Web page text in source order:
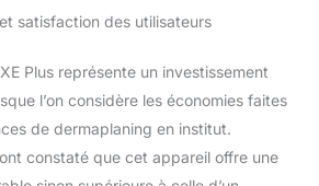
l'ensemble comprend un
avec 2 vitesses, une
base de charge, un câble
de charge USB, 4 lames
de dermaplaning
Microfine Edge à usage
satisfaction des utilisateurs
Plus représente un investissement
l’on considère les économies faites
de dermaplaning en institut.
constaté que cet appareil offre une